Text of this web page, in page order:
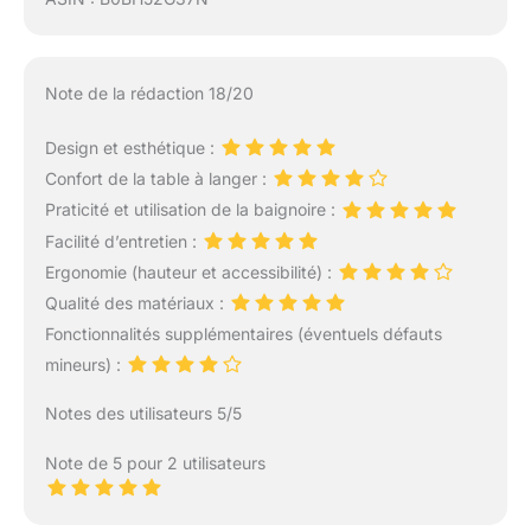
Note de la rédaction 18/20
Design et esthétique :
Confort de la table à langer :
Praticité et utilisation de la baignoire :
Facilité d’entretien :
Ergonomie (hauteur et accessibilité) :
Qualité des matériaux :
Fonctionnalités supplémentaires (éventuels défauts
mineurs) :
Notes des utilisateurs 5/5
Note de 5 pour 2 utilisateurs